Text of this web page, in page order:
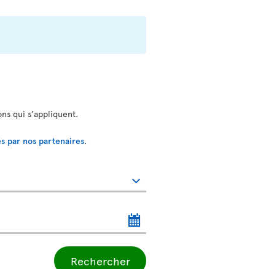
qui s’appliquent.
par nos partenaires.
Rechercher